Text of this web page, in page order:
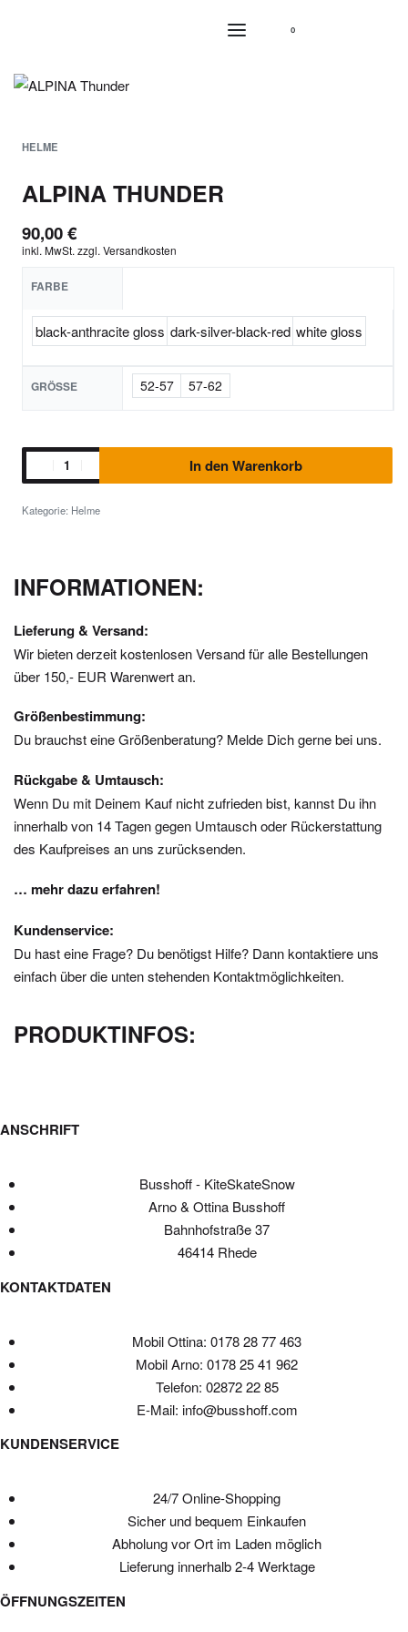
0
HELME
ALPINA THUNDER
90,00€
inkl. MwSt.zzgl.Versandkosten
FARBE
black-anthracite gloss dark-silver-black-red white gloss
GRÖSSE 52-57 57-62
In den Warenkorb
Kategorie: Helme
INFORMATIONEN:
Lieferung & Versand:
Wir bieten derzeit kostenlosen Versand für alle Bestellungen
über 150,- EUR Warenwert an.
Größenbestimmung:
Du brauchst eine Größenberatung? Melde Dich gerne bei uns.
Rückgabe & Umtausch:
Wenn Du mit Deinem Kauf nicht zufrieden bist, kannst Du ihn
innerhalb von 14 Tagen gegen Umtausch oder Rückerstattung
des Kaufpreises an uns zurücksenden.
… mehr dazu erfahren!
Kundenservice:
Du hast eine Frage? Du benötigst Hilfe? Dann kontaktiere uns
einfach über die unten stehenden Kontaktmöglichkeiten.
PRODUKTINFOS:
ANSCHRIFT
Busshoff - KiteSkateSnow
Arno & Ottina Busshoff
Bahnhofstraße 37
46414 Rhede
KONTAKTDATEN
Mobil Ottina: 0178 28 77 463
Mobil Arno: 0178 25 41 962
Telefon: 02872 22 85
E-Mail: info@busshoff.com
KUNDENSERVICE
24/7 Online-Shopping
Sicher und bequem Einkaufen
Abholung vor Ort im Laden möglich
Lieferung innerhalb 2-4 Werktage
ÖFFNUNGSZEITEN